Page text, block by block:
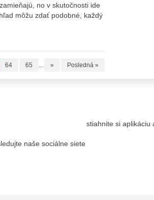
no v skutočnosti ide
môžu zdať podobné, každý
64 65 ... » Posledná »
naše sociálne siete
stiahnite si aplikáciu